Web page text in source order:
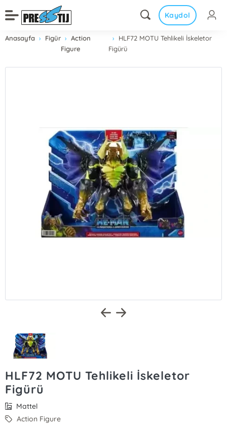
Kaydol
Anasayfa Figür
Action
Figure
HLF72 MOTU Tehlikeli İskeletor
Figürü
HLF72 MOTU Tehlikeli İskeletor
Figürü
Mattel
Action Figure